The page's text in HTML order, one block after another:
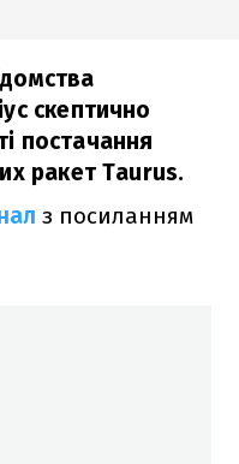
скептично
постачання
ракет Taurus.
з посиланням